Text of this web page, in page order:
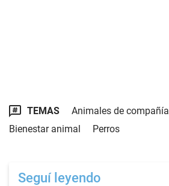
TEMAS
Animales de compañía
Bienestar animal
Perros
Seguí leyendo